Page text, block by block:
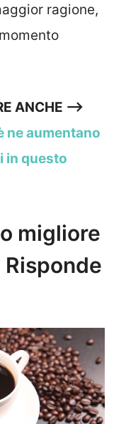
ragione,
ANCHE —->
ne aumentano
in questo
migliore